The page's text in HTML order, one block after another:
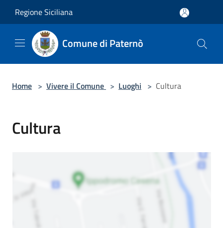
Regione Siciliana
Comune di Paternò
Home > Vivere il Comune > Luoghi > Cultura
Cultura